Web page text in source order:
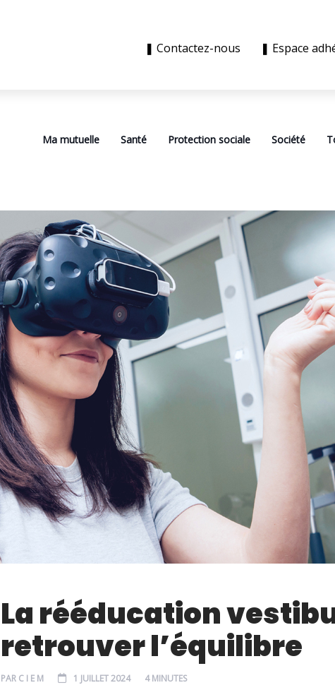
❚ Contactez-nous ❚ Espace
Ma mutuelle Santé Protection sociale Société
La rééducation
retrouver l’équilibre
PAR C I E M 1 JUILLET 2024 4 MINUTES